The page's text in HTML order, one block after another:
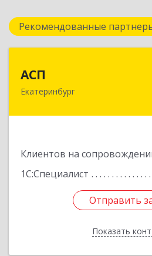
Рекомендованные
АСП
Екатеринбург
Клиентов на
1С:Специалист
Отправить
Показать
620075, Свердловская
Отправить
Назад